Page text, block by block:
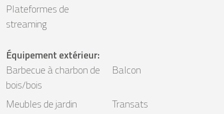
Plateformes de
streaming
Équipement extérieur:
Barbecue à charbon de
bois/bois
Balcon
Meubles de jardin
Transats